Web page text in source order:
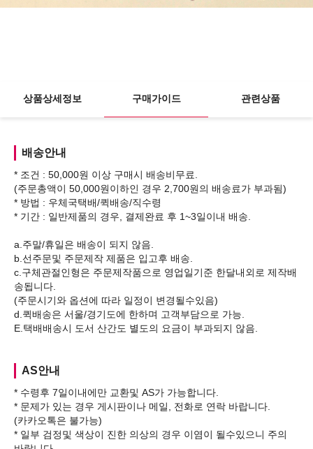
상품상세정보 구매가이드 관련상품
배송안내
* 조건 : 50,000원 이상 구매시 배송비무료.
(주문총액이 50,000원이하인 경우 2,700원의 배송료가 부과됨)
* 방법 : 우체국택배/퀵배송/직수령
* 기간 : 일반제품의 경우, 결제완료 후 1~3일이내 배송.
a.주말/휴일은 배송이 되지 않음.
b.선주문및 주문제작 제품은 입고후 배송.
c.구체관절인형은 주문제작품으로 영업일기준 한달내외로 제작배
송됩니다.
(주문시기와 옵션에 따라 일정이 변경될수있음)
d.퀵배송은 서울/경기도에 한하며 고객부담으로 가능.
AS안내
* 수령후 7일이내에만 교환및 AS가 가능합니다.
* 문제가 있는 경우 게시판이나 메일, 전화로 연락 바랍니다.
(카카오톡은 불가능)
* 일부 검정및 색상이 진한 의상의 경우 이염이 될수있으니 주의